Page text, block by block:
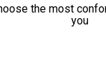
the most
you